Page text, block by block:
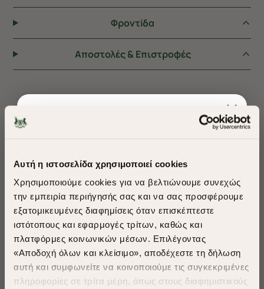
Αυτή η ιστοσελίδα χρησιμοποιεί cookies
Χρησιμοποιούμε cookies για να βελτιώνουμε συνεχώς
την εμπειρία περιήγησής σας και να σας προσφέρουμε
εξατομικευμένες διαφημίσεις όταν επισκέπτεστε
ιστότοπους και εφαρμογές τρίτων, καθώς και
πλατφόρμες κοινωνικών μέσων. Επιλέγοντας
«Αποδοχή όλων και κλείσιμο», αποδέχεστε τη δήλωση
αυτή και συμφωνείτε να κοινοποιούμε τις συγκεκριμένες
πληροφορίες σε τρίτα μέρη, όπως στους διαφημιστικούς
Φροντiδα
Αποστολές & Επιστροφές
ΠΡΟΤΕΙΝΟΥΜΕ ΓΙΑ ΕΣΑΣ
​
A Season of Style
SUMMER SALE